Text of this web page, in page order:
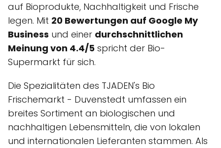
auf Bioprodukte, Nachhaltigkeit und Frische
legen. Mit 20 Bewertungen auf Google My
Business und einer durchschnittlichen
Meinung von 4.4/5 spricht der Bio-
Supermarkt für sich.
Die Spezialitäten des TJADEN's Bio
Frischemarkt - Duvenstedt umfassen ein
breites Sortiment an biologischen und
nachhaltigen Lebensmitteln, die von lokalen
und internationalen Lieferanten stammen. Als